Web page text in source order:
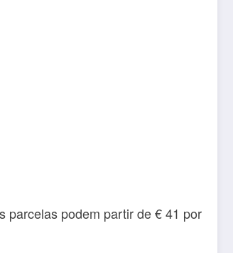
parcelas podem partir de € 41 por